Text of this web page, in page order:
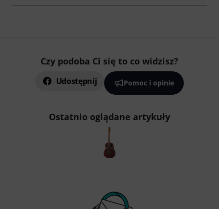
Czy podoba Ci się to co widzisz?
Udostępnij Pomoc i opinie
Ostatnio oglądane artykuły